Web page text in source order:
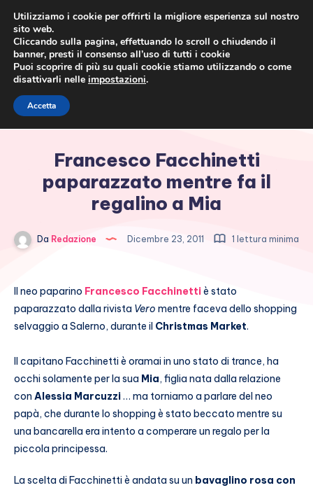
Francesco Facchinetti
paparazzato mentre fa il
regalino a Mia
Da Redazione Dicembre 23, 2011 1 lettura minima
Il neo paparino Francesco Facchinettiè stato
paparazzato dalla rivista Vero mentre faceva dello shopping
selvaggio a Salerno, durante il Christmas Market.
Il capitano Facchinetti è oramai in uno stato di trance, ha
occhi solamente per la sua Mia, figlia nata dalla relazione
con Alessia Marcuzzi… ma torniamo a parlare del neo
papà, che durante lo shopping è stato beccato mentre su
una bancarella era intento a comperare un regalo per la
piccola principessa.
La scelta di Facchinetti è andata su un bavaglino rosa con
Utilizziamo i cookie per offrirti la migliore esperienza sul nostro
sito web.
Cliccando sulla pagina, effettuando lo scroll o chiudendo il
banner, presti il consenso all’uso di tutti i cookie
Puoi scoprire di più su quali cookie stiamo utilizzando o come
disattivarli nelle impostazioni.
Accetta